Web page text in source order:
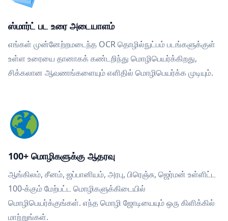
ஸ்மார்ட் பட உரை அடையாளம்
எங்கள் முன்னேற்றமடைந்த OCR தொழில்நுட்பம் படங்களுக்குள்
உள்ள உரையை தானாகக் கண்டறிந்து மொழிபெயர்க்கிறது,
சிக்கலான ஆவணங்களையும் எளிதில் மொழிபெயர்க்க முடியும்.
100+ மொழிகளுக்கு ஆதரவு
ஆங்கிலம், சீனம், ஜப்பானியம், அரபு, பிரெஞ்சு, ஜெர்மன் உள்ளிட்ட
100-க்கும் மேற்பட்ட மொழிகளுக்கிடையில்
மொழிபெயர்க்குங்கள். எந்த மொழி ஜோடியையும் ஒரு கிளிக்கில்
மாற்றுங்கள்.